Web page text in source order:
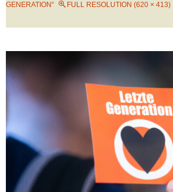
GENERATION“
FULL RESOLUTION (620 × 413)